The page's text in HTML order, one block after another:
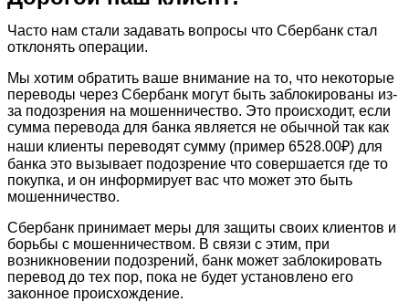
Часто нам стали задавать вопросы что Сбербанк стал
отклонять операции.
Мы хотим обратить ваше внимание на то, что некоторые
переводы через Сбербанк могут быть заблокированы из-
за подозрения на мошенничество. Это происходит, если
сумма перевода для банка является не обычной так как
наши клиенты переводят сумму (пример 6528.00₽) для
банка это вызывает подозрение что совершается где то
покупка, и он информирует вас что может это быть
мошенничество.
Сбербанк принимает меры для защиты своих клиентов и
борьбы с мошенничеством. В связи с этим, при
возникновении подозрений, банк может заблокировать
перевод до тех пор, пока не будет установлено его
законное происхождение.